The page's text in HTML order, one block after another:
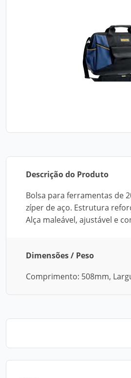
Descrição do Produto
Bolsa para ferramentas de
zíper de aço. Estrutura
Alça maleável, ajustável e
Dimensões / Peso
Comprimento: 508mm,